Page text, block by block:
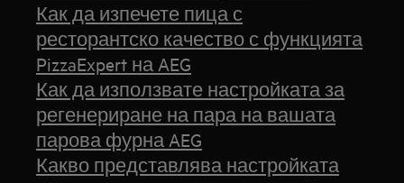
Как да изпечете пица с
ресторантско качество с функцията
PizzaExpert на AEG
Как да използвате настройката за
регенериране на пара на вашата
парова фурна AEG
Какво представлява настройката